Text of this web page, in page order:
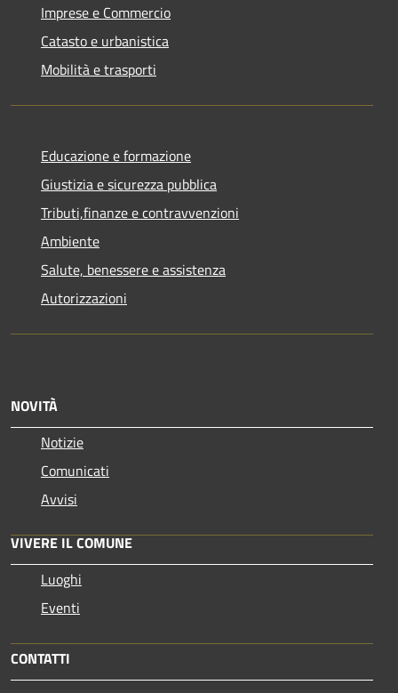
Imprese e Commercio
Catasto e urbanistica
Mobilità e trasporti
Educazione e formazione
Giustizia e sicurezza pubblica
Tributi,finanze e contravvenzioni
Ambiente
Salute, benessere e assistenza
Autorizzazioni
NOVITÀ
Notizie
Comunicati
Avvisi
VIVERE IL COMUNE
Luoghi
Eventi
CONTATTI